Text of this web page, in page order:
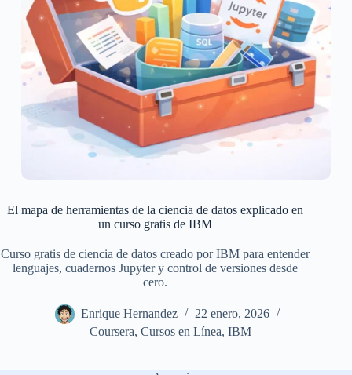
El mapa de herramientas de la ciencia de datos explicado en
un curso gratis de IBM
Curso gratis de ciencia de datos creado por IBM para entender
lenguajes, cuadernos Jupyter y control de versiones desde
cero.
Enrique Hernandez
22 enero, 2026
Coursera,Cursos en Línea,IBM